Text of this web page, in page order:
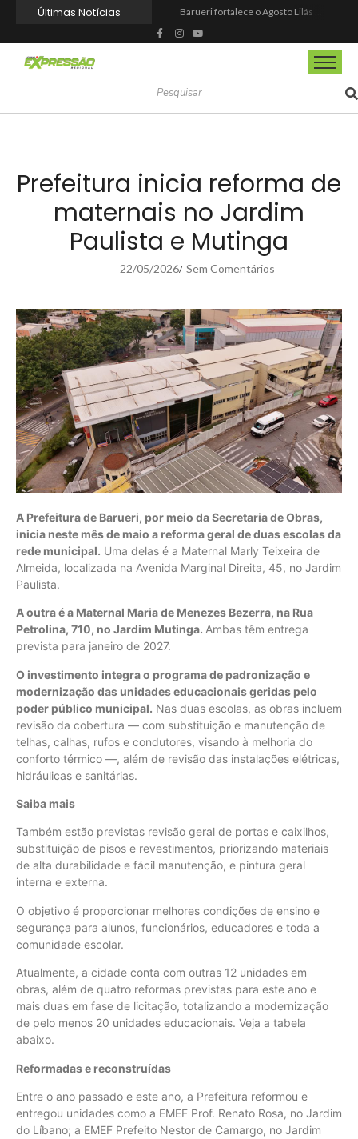
Últimas Notícias
Prefeitura inaugura Espaço Motoboy na Aldeia da Serra e amplia rede de apoio à categoria
Campeonato Municipal de Futebol de Campo 2026 abre inscrições para equipes de Mairinque
CIOESTE promove encontro para fortalecer liderança feminina, conexões e transformação social
Prefeitura inicia reforma de
maternais no Jardim
Paulista e Mutinga
22/05/2026/ Sem Comentários
A Prefeitura de Barueri, por meio da Secretaria de Obras,
inicia neste mês de maio a reforma geral de duas escolas da
rede municipal. Uma delas é a Maternal Marly Teixeira de
Almeida, localizada na Avenida Marginal Direita, 45, no Jardim
Paulista.
A outra é a Maternal Maria de Menezes Bezerra, na Rua
Petrolina, 710, no Jardim Mutinga. Ambas têm entrega
prevista para janeiro de 2027.
O investimento integra o programa de padronização e
modernização das unidades educacionais geridas pelo
poder público municipal. Nas duas escolas, as obras incluem
revisão da cobertura — com substituição e manutenção de
telhas, calhas, rufos e condutores, visando à melhoria do
conforto térmico —, além de revisão das instalações elétricas,
hidráulicas e sanitárias.
Saiba mais
Também estão previstas revisão geral de portas e caixilhos,
substituição de pisos e revestimentos, priorizando materiais
de alta durabilidade e fácil manutenção, e pintura geral
interna e externa.
O objetivo é proporcionar melhores condições de ensino e
segurança para alunos, funcionários, educadores e toda a
comunidade escolar.
Atualmente, a cidade conta com outras 12 unidades em
obras, além de quatro reformas previstas para este ano e
mais duas em fase de licitação, totalizando a modernização
de pelo menos 20 unidades educacionais. Veja a tabela
abaixo.
Reformadas e reconstruídas
Entre o ano passado e este ano, a Prefeitura reformou e
entregou unidades como a EMEF Prof. Renato Rosa, no Jardim
do Líbano; a EMEF Prefeito Nestor de Camargo, no Jardim